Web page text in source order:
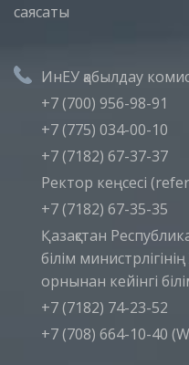
саясаты
ИнЕУ қабылдау
+7 (700) 956-98-91
+7 (775) 034-00-10
+7 (7182) 67-37-37
Ректор кеңсесі
+7 (7182) 67-35-35
Қазақстан
білім
орнынан кейінгі
+7 (7182) 74-23-52
+7 (708) 664-10-40